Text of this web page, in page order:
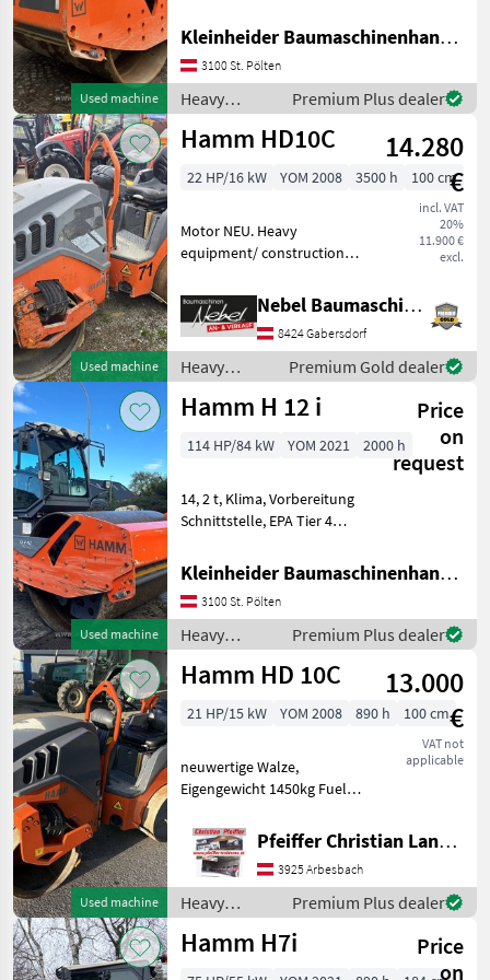
Bomag
Ammann
JCB
Rammax
Benford
Show
all 11
MODEL
HD
12
VV
MARKETPLACE
Marketplace
Dealer
offers
Classifieds
Used machine
Kleinheider Baumaschinenhandel GmbH.
3100 St. Pölten
Heavy
equipment/
construction
Hamm
Premium Plus dealer
Used machine
Hamm HD10C
14.280
€
incl. VAT
20%
11.900 €
excl.
22 HP/16 kW YOM 2008 3500 h 100 cm
Motor NEU. Heavy
equipment/ construction
Nebel Baumaschinen
8424 Gabersdorf
Heavy
equipment/
construction
Hamm
Premium Gold dealer
Used machine
Hamm H 12 i
Price
on
request
114 HP/84 kW YOM 2021 2000 h
14, 2 t, Klima, Vorbereitung
Schnittstelle, EPA Tier 4
construction machines
Compactors
Kleinheider Baumaschinenhandel GmbH.
3100 St. Pölten
Heavy
equipment/
construction
Hamm
Premium Plus dealer
Used machine
Hamm HD 10C
13.000
€
VAT not
applicable
21 HP/15 kW YOM 2008 890 h 100 cm
neuwertige Walze,
Eigengewicht 1450kg Fuel:
construction machines
Compactors
Pfeiffer Christian Landtechnik
3925 Arbesbach
Heavy
equipment/
construction
Premium Plus dealer
Hamm H7i
Price
on